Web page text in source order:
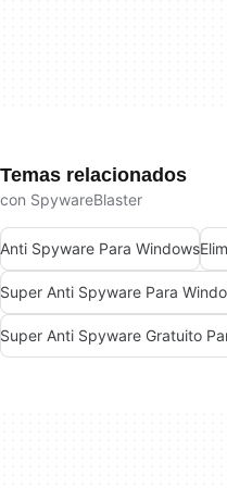
Temas relacionados
con SpywareBlaster
Anti Spyware Para Windows
Super Anti Spyware Para